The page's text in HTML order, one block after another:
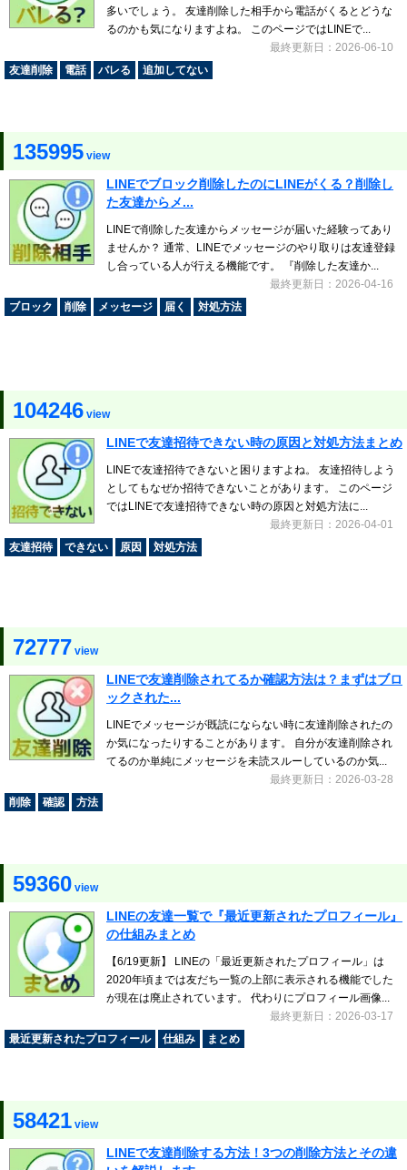
多いでしょう。 友達削除した相手から電話がくるとどうな
るのかも気になりますよね。 このページではLINEで...
最終更新日：2026-06-10
友達削除
電話 バレる 追加してない
135995 view
LINEでブロック削除したのにLINEがくる？削除し
た友達からメ...
LINEで削除した友達からメッセージが届いた経験ってあり
ませんか？ 通常、LINEでメッセージのやり取りは友達登録
し合っている人が行える機能です。 『削除した友達か...
最終更新日：2026-04-16
ブロック
削除 メッセージ 届く 対処方法
104246 view
LINEで友達招待できない時の原因と対処方法まとめ
LINEで友達招待できないと困りますよね。 友達招待しよう
としてもなぜか招待できないことがあります。 このページ
ではLINEで友達招待できない時の原因と対処方法に...
最終更新日：2026-04-01
友達招待
できない 原因 対処方法
72777 view
LINEで友達削除されてるか確認方法は？まずはブロ
ックされた...
LINEでメッセージが既読にならない時に友達削除されたの
か気になったりすることがあります。 自分が友達削除され
てるのか単純にメッセージを未読スルーしているのか気...
最終更新日：2026-03-28
削除
確認 方法
59360 view
LINEの友達一覧で『最近更新されたプロフィール』
の仕組みまとめ
【6/19更新】 LINEの「最近更新されたプロフィール」は
2020年頃までは友だち一覧の上部に表示される機能でした
が現在は廃止されています。 代わりにプロフィール画像...
最終更新日：2026-03-17
最近更新されたプロフィール
仕組み まとめ
58421 view
LINEで友達削除する方法！3つの削除方法とその違